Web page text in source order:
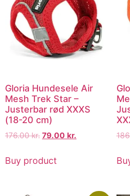
Gloria Hundesele Air
Mesh Trek Star –
Justerbar rød XXXS
(18-20 cm)
176.00kr. 79.00 kr.
Buy product